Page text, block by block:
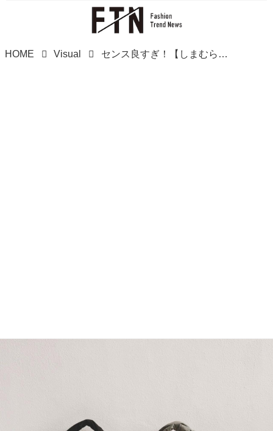
HOME Visual センス良すぎ！【しまむら】 大人にドンピシャ♡「高見えバッグ」